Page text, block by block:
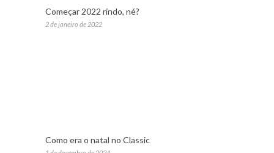
Começar 2022 rindo, né?
2 de janeiro de 2022
Como era o natal no Classic